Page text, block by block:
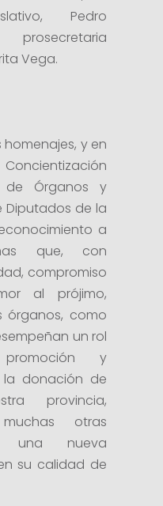
Pedro
Vega.
y en
de Órganos y
Diputados de la
a
que, con
compromiso
al prójimo,
órganos, como
un rol
y
la donación de
provincia,
otras
una nueva
su calidad de